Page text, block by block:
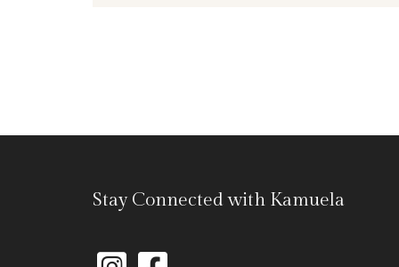
Stay Connected with Kamuela